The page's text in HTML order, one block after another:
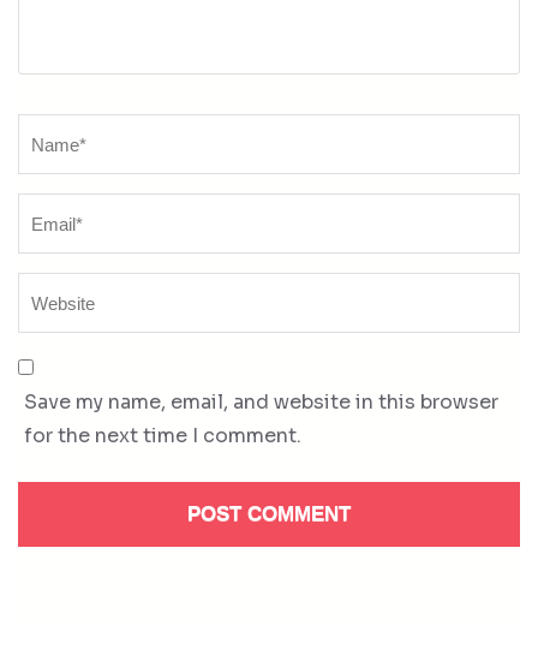
Save my name, email, and website in this browser
for the next time I comment.